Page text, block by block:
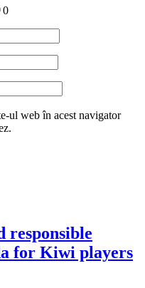
0
ul web în acest navigator
responsible
for Kiwi players